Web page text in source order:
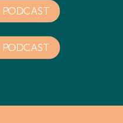
PODCAST